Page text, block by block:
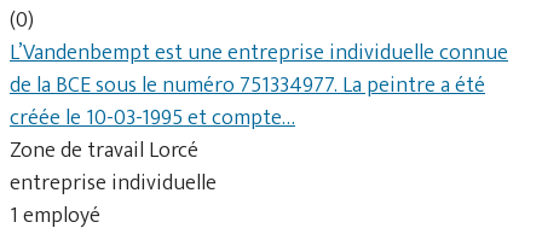
(0)
L’Vandenbempt est une entreprise individuelle connue
de la BCE sous le numéro 751334977. La peintre a été
créée le 10-03-1995 et compte…
Zone de travail Lorcé
entreprise individuelle
1 employé